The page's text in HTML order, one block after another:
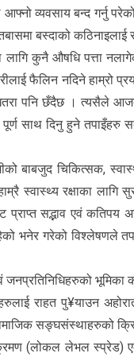
व्यवसाय बन्द गर्नु
बस्दाको
कुनै औषधि पत्ता
फैलिन नदिने हाम्रो
पनि छँदैछ । त्यसैले
साथ दिनु हुने तपाइँहरु
बाबजुद चिकित्सक,
रक्षाका लागि
प्राप्त सद्भाव एवं
भनेर गरेको विश्लेषणले
भूमिका
राहत पु¥याउन
सङ्घसंस्थाहरुको
(लोकल लेभल स्प्रेड)